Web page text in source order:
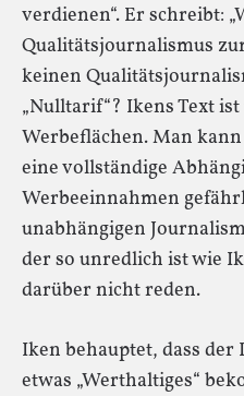
verdienen“. Er schreibt:
Qualitätsjournalismus
keinen
„Nulltarif“? Ikens Text
Werbeflächen. Man
eine vollständige
Werbeeinnahmen
unabhängigen
der so unredlich ist wie
darüber nicht reden.
Iken behauptet, dass der
etwas „Werthaltiges“